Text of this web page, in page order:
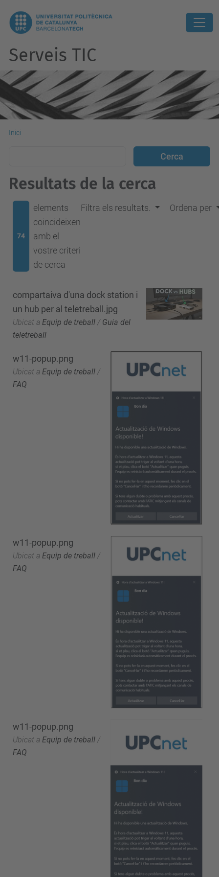
Serveis TIC
Inici
Resultats de la cerca
74
elements
coincideixen
amb el
vostre criteri
de cerca
Filtra els resultats. Ordena per
compartaiva d'una dock station i
un hub per al teletreball.jpg
Ubicat a Equip de treball / Guia del
teletreball
w11-popup.png
Ubicat a Equip de treball /
FAQ
w11-popup.png
Ubicat a Equip de treball /
FAQ
w11-popup.png
Ubicat a Equip de treball /
FAQ